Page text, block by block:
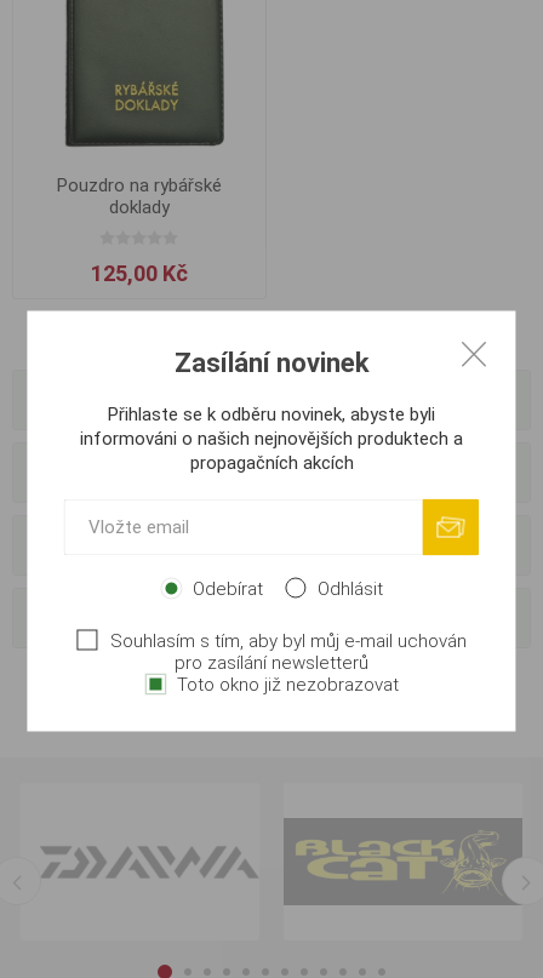
Pouzdro na rybářské
doklady
125,00 Kč
Zasílání novinek
Přihlaste se k odběru novinek, abyste byli
informováni o našich nejnovějších produktech a
propagačních akcích
Odebírat Odhlásit
Souhlasím s tím, aby byl můj e-mail uchován
pro zasílání newsletterů
Toto okno již nezobrazovat